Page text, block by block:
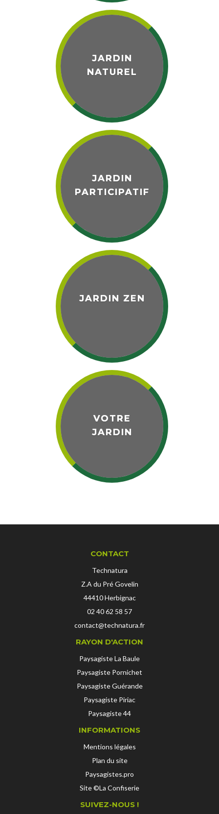
JARDIN
NATUREL
JARDIN
PARTICIPATIF
JARDIN ZEN
VOTRE
JARDIN
CONTACT
Technatura
Z.A du Pré Govelin
44410 Herbignac
02 40 62 58 57
contact@technatura.fr
RAYON D'ACTION
Paysagiste La Baule
Paysagiste Pornichet
Paysagiste Guérande
Paysagiste Piriac
Paysagiste 44
INFORMATIONS
Mentions légales
Plan du site
Paysagistes.pro
Site ©La Confiserie
SUIVEZ-NOUS !